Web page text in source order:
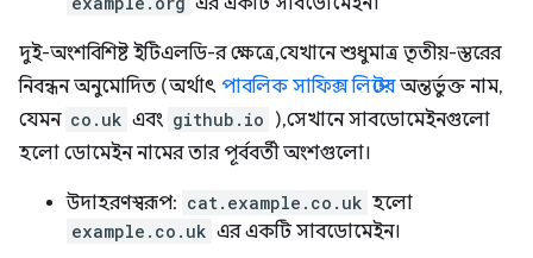
দুই-অংশবিশিষ্ট ইটিএলডি-র ক্ষেত্রে, যেখানে শুধুমাত্র তৃতীয়-স্তরের
নিবন্ধন অনুমোদিত (অর্থাৎ পাবলিক সাফিক্স লিস্টেরঅন্তর্ভুক্ত নাম,
যেমন co.uk এবং github.io ), সেখানে সাবডোমেইনগুলো
হলো ডোমেইন নামের তার পূর্ববর্তী অংশগুলো।
উদাহরণস্বরূপ: cat.example.co.uk হলো
example.co.uk এর একটি সাবডোমেইন।